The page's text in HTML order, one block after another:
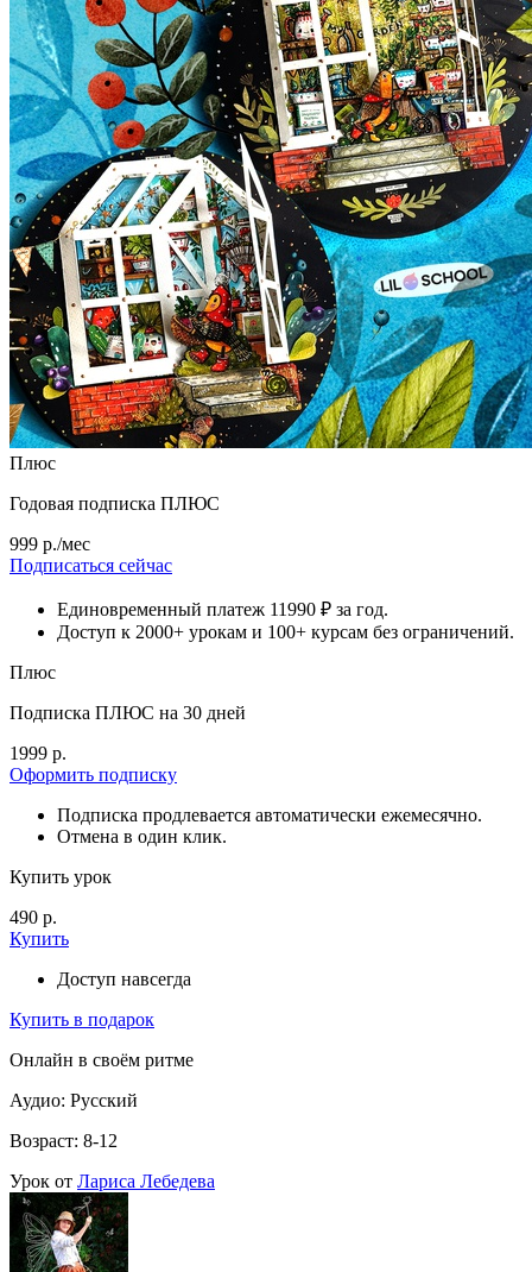
Плюс
Годовая подписка ПЛЮС
999 р./мес
Подписаться сейчас
Единовременный платеж 11990 ₽ за год.
Доступ к 2000+ урокам и 100+ курсам без ограничений.
Плюс
Подписка ПЛЮС на 30 дней
1999 р.
Оформить подписку
Подписка продлевается автоматически ежемесячно.
Отмена в один клик.
Купить урок
490 р.
Купить
Доступ навсегда
Купить в подарок
Онлайн в своём ритме
Аудио: Русский
Возраст: 8-12
Урок от Лариса Лебедева